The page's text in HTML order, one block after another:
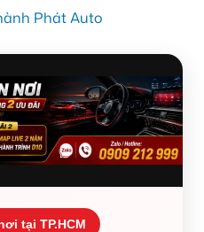
Phát Auto
tại TP.HCM